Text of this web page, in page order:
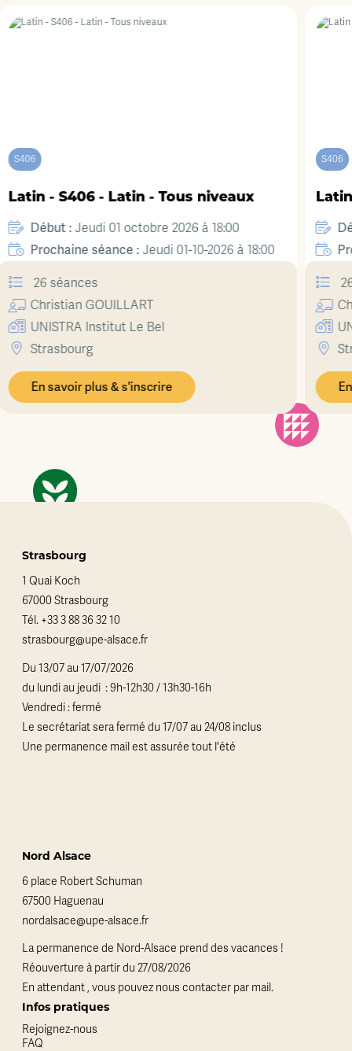
niveaux
à 18:00
10-2026 à 18:00
Latin - S406 - Latin - Tous
Début :Jeudi 01 octobre 2026 à
Prochaine séance :Jeudi 01-10-
UNISTRA Institut Le Bel
En savoir plus & s'inscrire
Strasbourg
1 Quai Koch
67000 Strasbourg
Tél. +33 3 88 36 32 10
strasbourg@upe-alsace.fr
Du 13/07 au 17/07/2026
du lundi au jeudi : 9h-12h30 / 13h30-16h
Vendredi : fermé
Le secrétariat sera fermé du 17/07 au 24/08 inclus
Une permanence mail est assurée tout l'été
Nord Alsace
6 place Robert Schuman
67500 Haguenau
nordalsace@upe-alsace.fr
La permanence de Nord-Alsace prend des vacances !
Réouverture à partir du 27/08/2026
En attendant , vous pouvez nous contacter par mail.
Infos pratiques
Rejoignez-nous
FAQ